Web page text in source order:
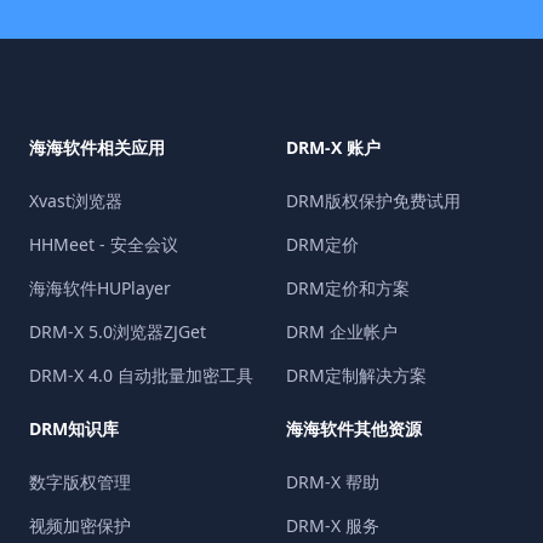
海海软件相关应用
Xvast浏览器
HHMeet - 安全会议
海海软件HUPlayer
DRM-X 5.0浏览器ZJGet
DRM-X 4.0 自动批量加密工具
DRM-X 账户
DRM版权保护免费试用
DRM定价
DRM定价和方案
DRM 企业帐户
DRM定制解决方案
DRM知识库
数字版权管理
视频加密保护
海海软件其他资源
DRM-X 帮助
DRM-X 服务